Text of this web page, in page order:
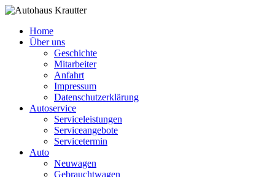
Home
Über uns
Geschichte
Mitarbeiter
Anfahrt
Impressum
Datenschutzerklärung
Autoservice
Serviceleistungen
Serviceangebote
Servicetermin
Auto
Neuwagen
Gebrauchtwagen